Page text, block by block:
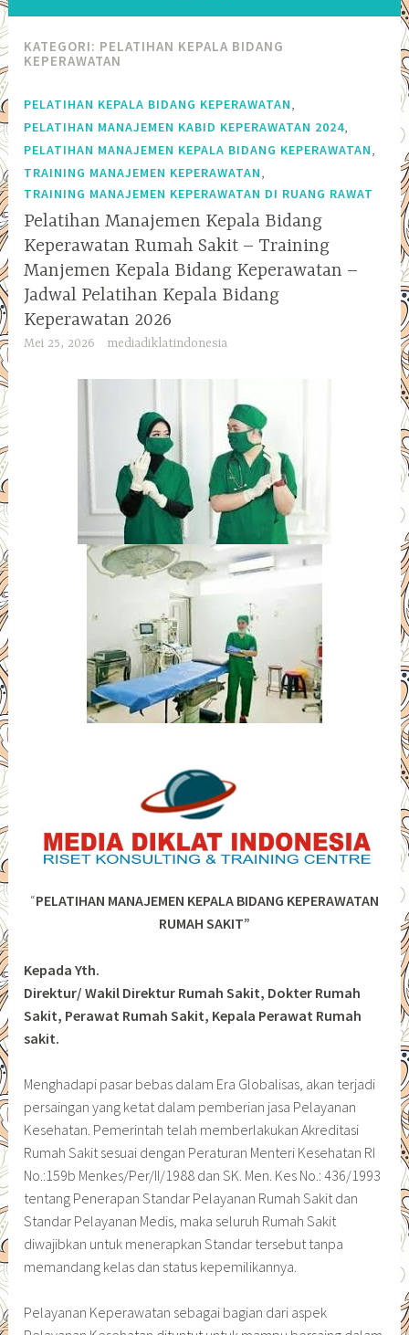
KATEGORI: PELATIHAN KEPALA BIDANG
KEPERAWATAN
PELATIHAN KEPALA BIDANG KEPERAWATAN
PELATIHAN MANAJEMEN KABID KEPERAWATAN 2024
PELATIHAN MANAJEMEN KEPALA BIDANG KEPERAWATAN
TRAINING MANAJEMEN KEPERAWATAN
TRAINING MANAJEMEN KEPERAWATAN DI RUANG RAWAT
Pelatihan Manajemen Kepala Bidang
Keperawatan Rumah Sakit – Training
Manjemen Kepala Bidang Keperawatan –
Jadwal Pelatihan Kepala Bidang
Keperawatan 2026
Mei 25, 2026 mediadiklatindonesia
“PELATIHAN MANAJEMEN KEPALA BIDANG KEPERAWATAN
RUMAH SAKIT”
Kepada Yth.
Direktur/ Wakil Direktur Rumah Sakit, Dokter Rumah
Sakit, Perawat Rumah Sakit, Kepala Perawat Rumah
sakit.
Menghadapi pasar bebas dalam Era Globalisas, akan terjadi
persaingan yang ketat dalam pemberian jasa Pelayanan
Kesehatan. Pemerintah telah memberlakukan Akreditasi
Rumah Sakit sesuai dengan Peraturan Menteri Kesehatan RI
No.:159b Menkes/Per/II/1988 dan SK. Men. Kes No.: 436/1993
tentang Penerapan Standar Pelayanan Rumah Sakit dan
Standar Pelayanan Medis, maka seluruh Rumah Sakit
diwajibkan untuk menerapkan Standar tersebut tanpa
memandang kelas dan status kepemilikannya.
Pelayanan Keperawatan sebagai bagian dari aspek